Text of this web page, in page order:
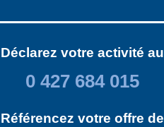
Déclarez votre activité au
0 427 684 015
Référencez votre offre de